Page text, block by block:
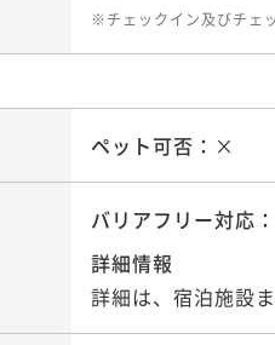
※チェックイン及びチェ
ペット可否： ×
バリアフリー対応：
詳細情報
詳細は、宿泊施設